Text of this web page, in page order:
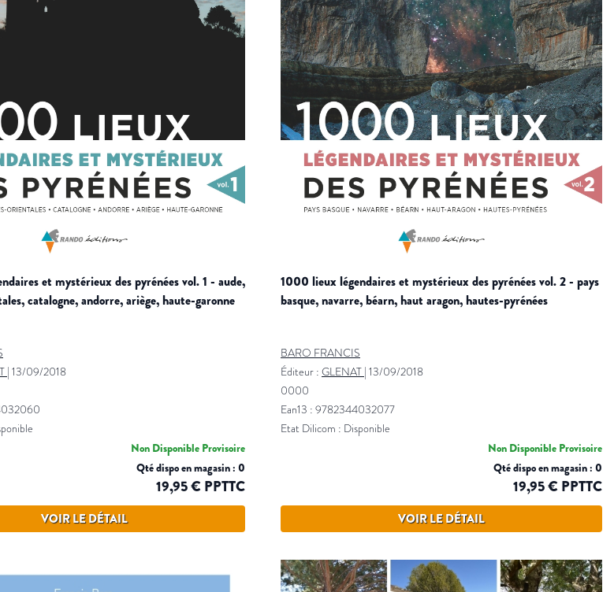
catalogne, andorre, ariège, haute-garonne
| 13/09/2018
Non Disponible Provisoire
Qté dispo en magasin : 0
19,95 € PPTTC
VOIR LE DÉTAIL
1000 lieux légendaires et mystérieux des pyrénées vol. 2 - pays
basque, navarre, béarn, haut aragon, hautes-pyrénées
BARO FRANCIS
Éditeur : GLENAT | 13/09/2018
0000
Ean13 : 9782344032077
Etat Dilicom : Disponible
Non Disponible Provisoire
Qté dispo en magasin : 0
19,95 € PPTTC
VOIR LE DÉTAIL